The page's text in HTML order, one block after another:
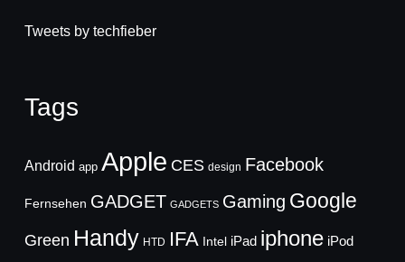
Tweets by techfieber
Tags
Android app Apple CES design Facebook
Fernsehen GADGET GADGETS Gaming Google
Green Handy HTD IFA Intel iPad iphone iPod